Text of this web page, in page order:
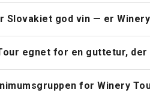
Slovakiet god vin — er
egnet for en guttetur,
for Winery